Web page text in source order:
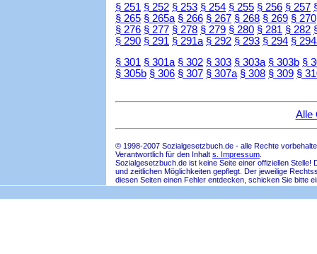
§ 251 § 252 § 253 § 254 § 255 § 256 § 257
§ 265 § 265a § 266 § 267 § 268 § 269 § 270
§ 276 § 277 § 278 § 279 § 280 § 281 § 282
§ 290 § 291 § 291a § 292 § 293 § 294 §
§ 301 § 301a § 302 § 303 § 303a § 303b §
§ 305b § 306 § 307 § 307a § 308 § 309 §
Alle
© 1998-2007 Sozialgesetzbuch.de - alle Rechte
Verantwortlich für den Inhalt s. Impressum
Sozialgesetzbuch.de ist keine Seite einer offiziellen
und zeitlichen Möglichkeiten gepflegt. Der jeweilige
diesen Seiten einen Fehler entdecken, schicken Sie bitte